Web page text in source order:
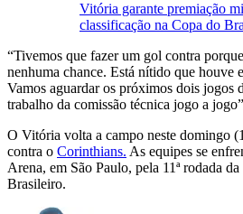
Vitória garante premiação
classificação na Copa do
“Tivemos que fazer um gol contra
nenhuma chance. Está nítido que houve
Vamos aguardar os próximos dois jogos
trabalho da comissão técnica jogo a
O Vitória volta a campo neste domingo
contra o Corinthians. As equipes se
Arena, em São Paulo, pela 11ª rodada
Brasileiro.